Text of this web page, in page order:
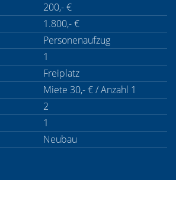
200,- €
1.800,- €
Personenaufzug
1
Freiplatz
Miete 30,- € / Anzahl 1
2
1
Neubau